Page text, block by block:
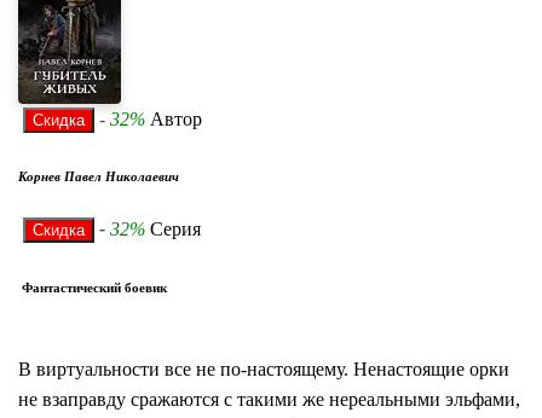
- 32% Автор
Корнев Павел Николаевич
- 32% Серия
Фантастический боевик
В виртуальности все не по-настоящему. Ненастоящие орки
не взаправду сражаются с такими же нереальными эльфами,